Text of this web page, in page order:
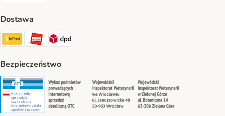
Dostawa
Paczkomat® Shipping Method
ORLEN Paczka Shipping Method
DPD Shipping Method
Bezpieczeństwo
Security Security Security